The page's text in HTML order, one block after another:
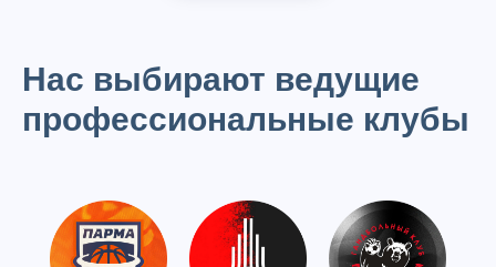
Нас выбирают ведущие
профессиональные клубы